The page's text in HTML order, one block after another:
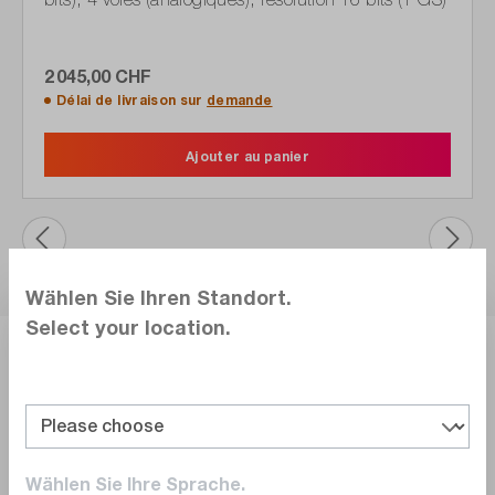
2 045,00 CHF
Délai de livraison sur demande
Ajouter au panier
caractéristiques techniques.
Oscilloscope numérique à mémoire (DSO) 4 voies
Wählen Sie Ihren Standort.
Select your location.
Wählen Sie Ihre Sprache.